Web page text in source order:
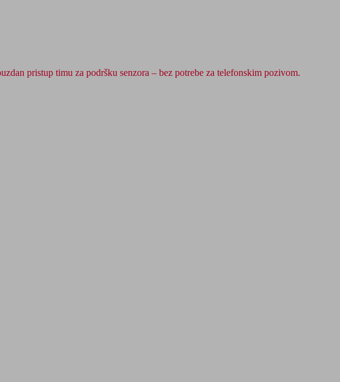
pristup timu za podršku senzora – bez potrebe za telefonskim pozivom.